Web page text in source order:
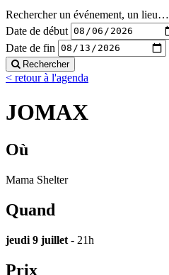
Rechercher un événement, un lieu…
Date de début
Date de fin
Rechercher
< retour à l'agenda
JOMAX
Où
Mama Shelter
Quand
jeudi 9 juillet - 21h
Prix